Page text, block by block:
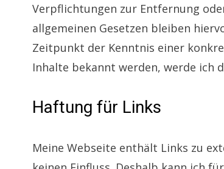
Verpflichtungen zur Entfernung
allgemeinen Gesetzen bleiben
Zeitpunkt der Kenntnis einer
Inhalte bekannt werden, werde ich
Haftung für Links
Meine Webseite enthält Links zu